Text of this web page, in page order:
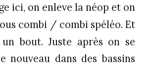
ici, on enleve la néop et on
combi / combi spéléo. Et
bout. Juste après on se
nouveau dans des bassins